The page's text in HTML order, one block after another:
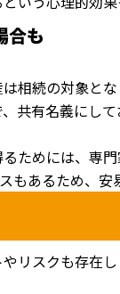
合も
相続の対象と
共有名義にし
ためには、専
もあるため、安
リスクも存在